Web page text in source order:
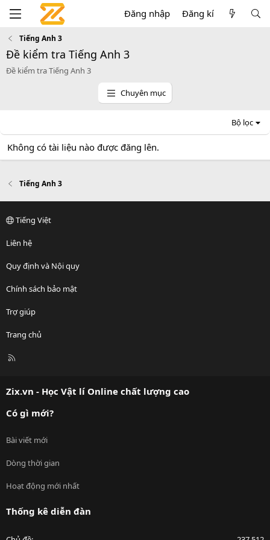
Đăng nhập Đăng kí
Tiếng Anh 3
Đề kiểm tra Tiếng Anh 3
Đề kiểm tra Tiếng Anh 3
Chuyên mục
Bộ lọc
Không có tài liệu nào được đăng lên.
Tiếng Anh 3
Tiếng Việt
Liên hệ
Quy định và Nội quy
Chính sách bảo mật
Trợ giúp
Trang chủ
R
Zix.vn - Học Vật lí Online chất lượng cao
Có gì mới?
Bài viết mới
Dòng thời gian
Hoạt động mới nhất
Thống kê diễn đàn